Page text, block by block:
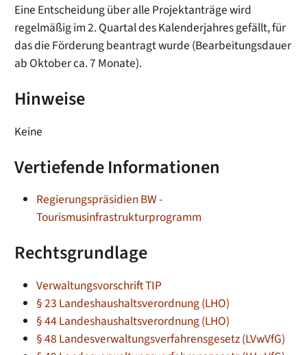
Eine Entscheidung über alle Projektanträge wird
regelmäßig im 2. Quartal des Kalenderjahres gefällt, für
das die Förderung beantragt wurde (Bearbeitungsdauer
ab Oktober ca. 7 Monate).
Hinweise
Keine
Vertiefende Informationen
Regierungspräsidien BW -
Tourismusinfrastrukturprogramm
Rechtsgrundlage
Verwaltungsvorschrift TIP
§ 23 Landeshaushaltsverordnung (LHO)
§ 44 Landeshaushaltsverordnung (LHO)
§ 48 Landesverwaltungsverfahrensgesetz (LVwVfG)